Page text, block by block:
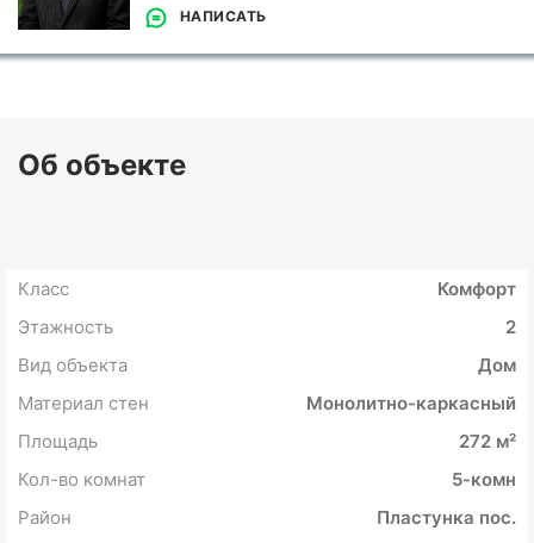
НАПИСАТЬ
Об объекте
Класс
Комфорт
Этажность
2
Вид объекта
Дом
Материал стен
Монолитно-каркасный
Площадь
272 м²
Кол-во комнат
5-комн
Район
Пластунка пос.